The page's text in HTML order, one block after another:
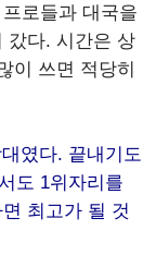
로들과 대국을
갔다. 시간은 상
이 쓰면 적당히
였다. 끝내기도
도 1위자리를
최고가 될 것